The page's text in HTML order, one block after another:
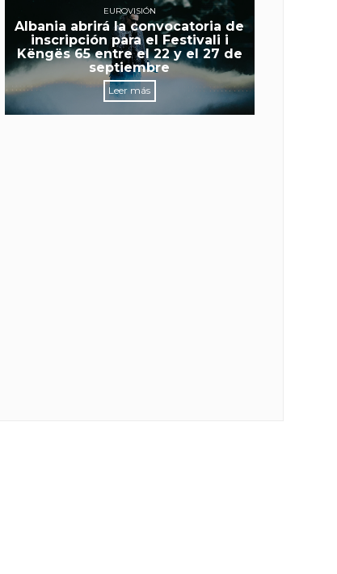
EUROVISIÓN
Albania abrirá la convocatoria de
inscripción para el Festivali i
Këngës 65 entre el 22 y el 27 de
septiembre
Leer más